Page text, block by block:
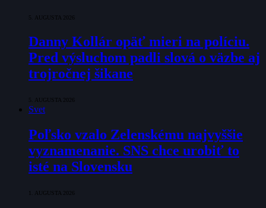
5. AUGUSTA 2026
Danny Kollár opäť mieri na políciu.
Pred výsluchom padli slová o väzbe aj
trojročnej šikane
5. AUGUSTA 2026
Svet
Poľsko vzalo Zelenskému najvyššie
vyznamenanie. SNS chce urobiť to
isté na Slovensku
1. AUGUSTA 2026